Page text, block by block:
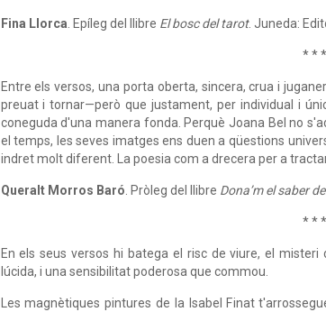
Fina Llorca . Epíleg del llibre El bosc del tarot. Juneda:
* * *
Entre els versos, una porta oberta, sincera, crua i
preuat i tornar—però que justament, per individual i
coneguda d'una manera fonda. Perquè Joana Bel no
el temps, les seves imatges ens duen a qüestions
indret molt diferent. La poesia com a drecera per a
Queralt Morros Baró . Pròleg del llibre Dona’m el saber
* * *
En els seus versos hi batega el risc de viure, el
lúcida, i una sensibilitat poderosa que commou.
Les magnètiques pintures de la Isabel Finat